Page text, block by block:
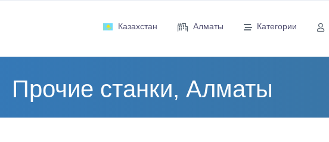
Казахстан Алматы Категории
Прочие станки, Алматы